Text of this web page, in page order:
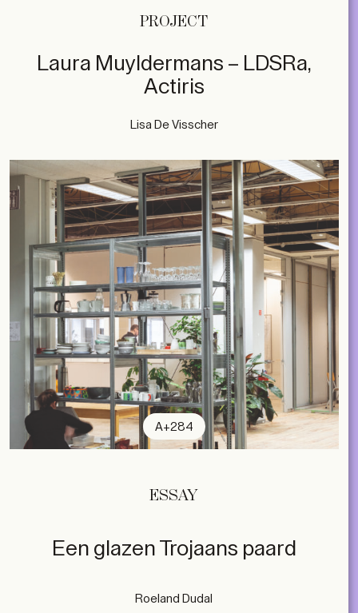
PROJECT
Laura Muyldermans – LDSRa,
Actiris
Lisa De Visscher
A+284
ESSAY
Een glazen Trojaans paard
Roeland Dudal